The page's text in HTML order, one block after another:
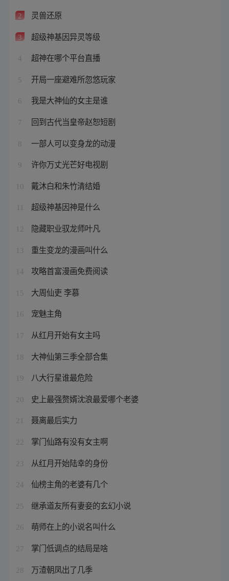
2 灵兽还原
3 超级神基因异灵等级
4 超神在哪个平台直播
5 开局一座避难所忽悠玩家
6 我是大神仙的女主是谁
7 回到古代当皇帝赵恕短剧
8 一部人可以变身龙的动漫
9 许你万丈光芒好电视剧
10 戴沐白和朱竹清结婚
超级神基因神是什么
12 隐藏职业驭龙师叶凡
13 重生变龙的漫画叫什么
14 攻略首富漫画免费阅读
15 大周仙吏 李慕
16 宠魅主角
17 从红月开始有女主吗
18 大神仙第三季全部合集
19 八大行星谁最危险
20 史上最强赘婿沈浪最爱哪个老婆
21 聂离最后实力
22 掌门仙路有没有女主啊
23 从红月开始陆幸的身份
24 仙榜主角的老婆有几个
25 继承道友所有妻妾的玄幻小说
26 萌师在上的小说名叫什么
27 掌门低调点的结局是啥
28 万渣朝凤出了几季